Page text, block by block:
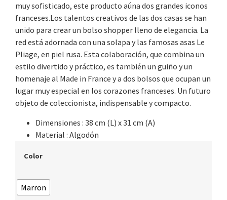
muy sofisticado, este producto aúna dos grandes iconos
franceses.Los talentos creativos de las dos casas se han
unido para crear un bolso shopper lleno de elegancia. La
red está adornada con una solapa y las famosas asas Le
Pliage, en piel rusa. Esta colaboración, que combina un
estilo divertido y práctico, es también un guiño y un
homenaje al Made in France y a dos bolsos que ocupan un
lugar muy especial en los corazones franceses. Un futuro
objeto de coleccionista, indispensable y compacto.
Dimensiones : 38 cm (L) x 31 cm (A)
Material : Algodón
Color
Marron